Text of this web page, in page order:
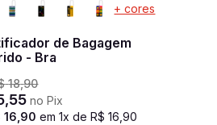
+ cores
de Bagagem
- Bra
18,90
,55 no Pix
16 90 em1x deR$ 16 ,90